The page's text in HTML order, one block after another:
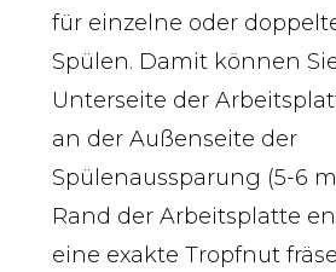
für einzelne oder
Spülen. Damit können
Unterseite der
an der Außenseite der
Spülenaussparung (5-6
Rand der Arbeitsplatte
eine exakte Tropfnut